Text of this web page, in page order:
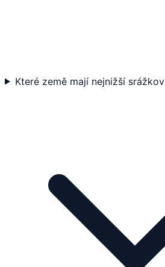
Které země mají nejnižší